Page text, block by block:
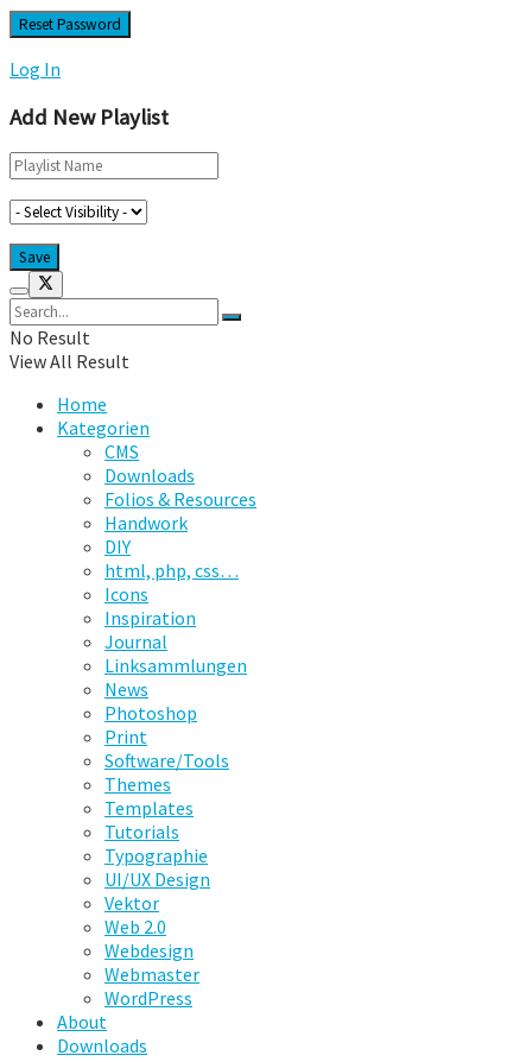
Log In
Add New Playlist
No Result
View All Result
Home
Kategorien
CMS
Downloads
Folios & Resources
Handwork
DIY
html, php, css…
Icons
Inspiration
Journal
Linksammlungen
News
Photoshop
Print
Software/Tools
Themes
Templates
Tutorials
Typographie
UI/UX Design
Vektor
Web 2.0
Webdesign
Webmaster
WordPress
About
Downloads